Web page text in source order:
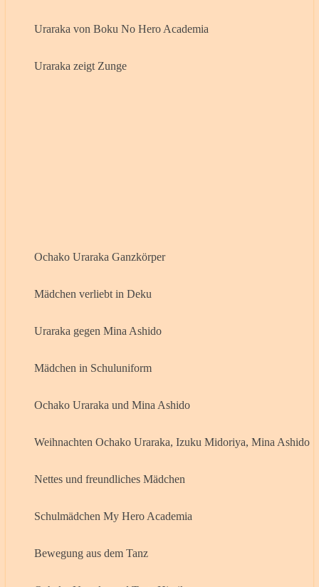
Uraraka von Boku No Hero Academia
Uraraka zeigt Zunge
Ochako Uraraka Ganzkörper
Mädchen verliebt in Deku
Uraraka gegen Mina Ashido
Mädchen in Schuluniform
Ochako Uraraka und Mina Ashido
Weihnachten Ochako Uraraka, Izuku Midoriya, Mina Ashido
Nettes und freundliches Mädchen
Schulmädchen My Hero Academia
Bewegung aus dem Tanz